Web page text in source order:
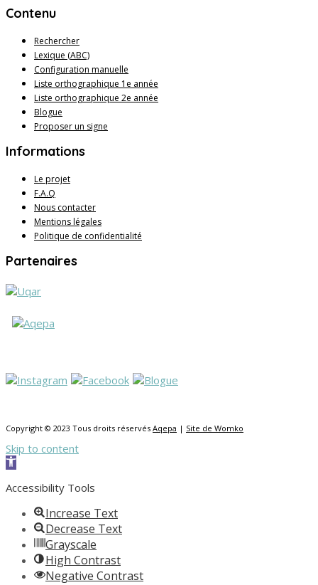
Contenu
Rechercher
Lexique (ABC)
Configuration manuelle
Liste orthographique 1e année
Liste orthographique 2e année
Blogue
Proposer un signe
Informations
Le projet
F.A.Q
Nous contacter
Mentions légales
Politique de confidentialité
Partenaires
Copyright © 2023 Tous droits réservés Aqepa | Site de Womko
Skip to content
Open toolbar
Accessibility Tools
Increase Text
Decrease Text
Grayscale
High Contrast
Negative Contrast